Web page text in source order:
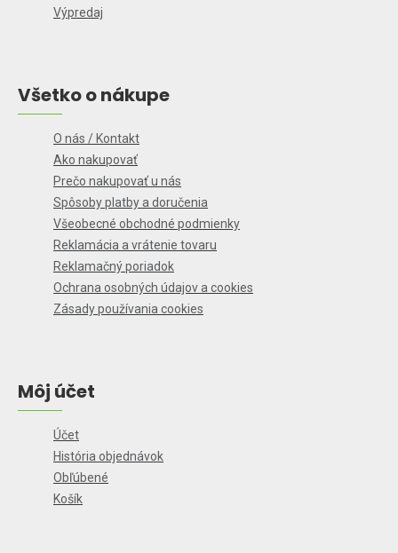
Výpredaj
Všetko o nákupe
O nás / Kontakt
Ako nakupovať
Prečo nakupovať u nás
Spôsoby platby a doručenia
Všeobecné obchodné podmienky
Reklamácia a vrátenie tovaru
Reklamačný poriadok
Ochrana osobných údajov a cookies
Zásady používania cookies
Môj účet
Účet
História objednávok
Obľúbené
Košík